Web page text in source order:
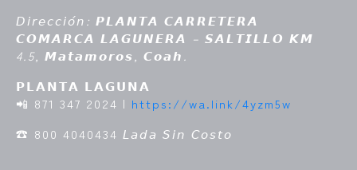
𝘋𝘪𝘳𝘦𝘤𝘤𝘪𝘰́𝘯: 𝙋𝙇𝘼𝙉𝙏𝘼 𝘾𝘼𝙍𝙍𝙀𝙏𝙀𝙍𝘼
𝘾𝙊𝙈𝘼𝙍𝘾𝘼 𝙇𝘼𝙂𝙐𝙉𝙀𝙍𝘼 – 𝙎𝘼𝙇𝙏𝙄𝙇𝙇𝙊 𝙆𝙈
4.5, 𝙈𝙖𝙩𝙖𝙢𝙤𝙧𝙤𝙨, 𝘾𝙤𝙖𝙝.
𝗣𝗟𝗔𝗡𝗧𝗔 𝗟𝗔𝗚𝗨𝗡𝗔
📲 871 347 2024 | https://wa.link/4yzm5w
☎ 800 4040434 𝘓𝘢𝘥𝘢 𝘚𝘪𝘯 𝘊𝘰𝘴𝘵𝘰